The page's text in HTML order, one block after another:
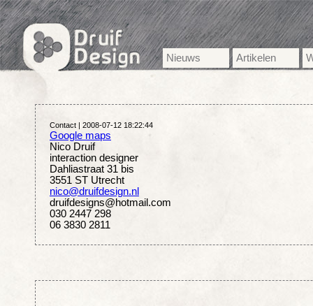
Nieuws Artikelen
Contact | 2008-07-12 18:22:44
Google maps
Nico Druif
interaction designer
Dahliastraat 31 bis
3551 ST Utrecht
nico@druifdesign.nl
druifdesigns@hotmail.com
030 2447 298
06 3830 2811